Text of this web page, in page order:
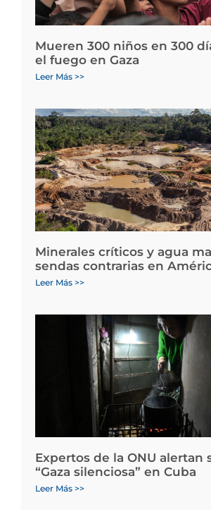
Mueren 300 niños en 300
el fuego en Gaza
Leer Más >>
Minerales críticos y agua
sendas contrarias en
Leer Más >>
Expertos de la ONU alertan
“Gaza silenciosa” en Cuba
Leer Más >>